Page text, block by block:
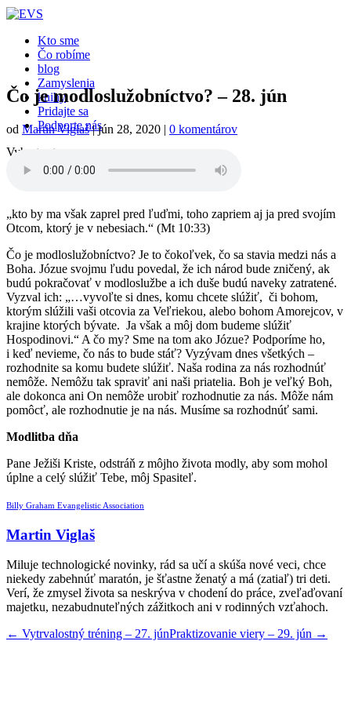
Kto sme
Čo robíme
blog
Zamyslenia
knihy
Pridajte sa
Podporte nás
Vyberte stranu
Čo je modloslužobníctvo? – 28. jún
od Martin Viglaš|jún 28, 2020 | 0 komentárov
„kto by ma však zaprel pred ľuďmi, toho zapriem aj ja pred svojím
Otcom, ktorý je v nebesiach.“ (Mt 10:33)
Čo je modloslužobníctvo? Je to čokoľvek, čo sa stavia medzi nás a
Boha. Józue svojmu ľudu povedal, že ich národ bude zničený, ak
budú pokračovať v modloslužbe a ich duše budú naveky zatratené.
Vyzval ich: „…vyvoľte si dnes, komu chcete slúžiť, či bohom,
ktorým slúžili vaši otcovia za Veľriekou, alebo bohom Amorejcov, v
krajine ktorých bývate. Ja však a môj dom budeme slúžiť
Hospodinovi.“ A čo my? Sme na tom ako Józue? Podporíme ho,
i keď nevieme, čo nás to bude stáť? Vyzývam dnes všetkých –
rozhodnite sa komu budete slúžiť. Naša rodina za nás rozhodnúť
nemôže. Nemôžu tak spraviť ani naši priatelia. Boh je veľký Boh,
ale dokonca ani On nemôže urobiť rozhodnutie za nás. Môže nám
pomôcť, ale rozhodnutie je na nás. Musíme sa rozhodnúť sami.
Modlitba dňa
Pane Ježiši Kriste, odstráň z môjho života modly, aby som mohol
úplne a celý slúžiť Tebe, môj Spasiteľ.
Billy Graham Evangelistic Association
Martin Viglaš
Miluje technologické novinky, rád sa učí a skúša nové veci, chce
niekedy zabehnúť maratón, je šťastne ženatý a má (zatiaľ) tri deti.
Verí, že zmysel života sa neskrýva v chodení do práce, zveľaďovaní
majetku, nezabudnuteľných zážitkoch ani v rodinných vzťahoch.
← Vytrvalostný tréning – 27. júnPraktizovanie viery – 29. jún →